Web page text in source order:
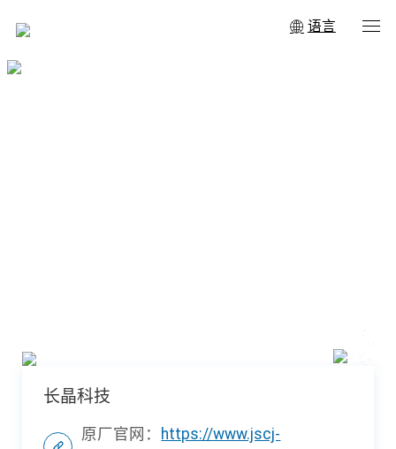
语言
长晶科技
原厂官网： https://www.jscj-